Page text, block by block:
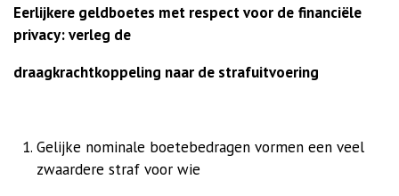
Eerlijkere geldboetes met respect voor de financiële
privacy: verleg de
draagkrachtkoppeling naar de strafuitvoering
Gelijke nominale boetebedragen vormen een veel
zwaardere straf voor wie